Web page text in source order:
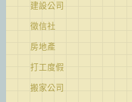
建設公司
徵信社
房地產
打工度假
搬家公司